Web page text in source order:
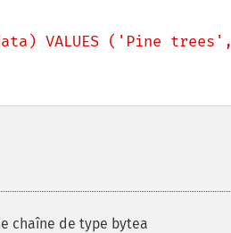
VALUES ('Pine trees',
chaîne de type bytea